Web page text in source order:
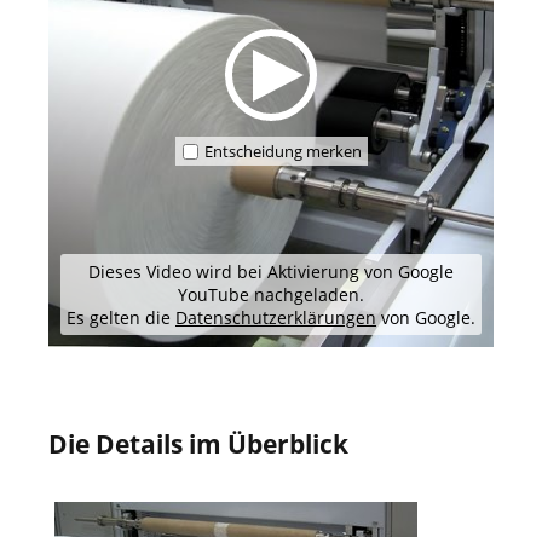
Entscheidung merken
Dieses Video wird bei Aktivierung von Google
YouTube nachgeladen.
Es gelten die Datenschutzerklärungenvon Google.
Die Details im Überblick